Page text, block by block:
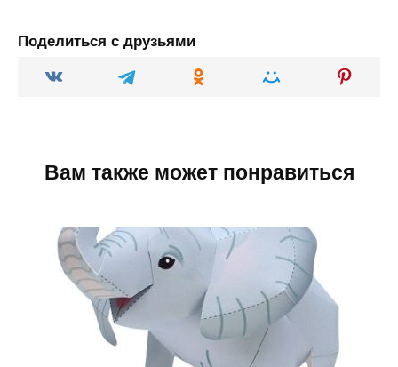
Поделиться с друзьями
Вам также может понравиться